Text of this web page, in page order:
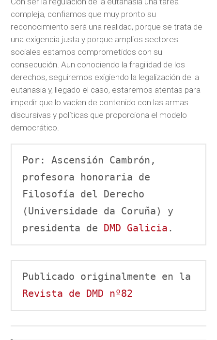
compleja, confiamos que muy pronto su
reconocimiento será una realidad, porque se trata de
una exigencia justa y porque amplios sectores
sociales estamos comprometidos con su
consecución. Aun conociendo la fragilidad de los
derechos, seguiremos exigiendo la legalización de la
eutanasia y, llegado el caso, estaremos atentas para
impedir que lo vacíen de contenido con las armas
discursivas y políticas que proporciona el modelo
democrático.
Por: Ascensión Cambrón,
profesora honoraria de
Filosofía del Derecho
(Universidade da Coruña) y
presidenta de
DMD Galicia .
Revista de DMD nº82